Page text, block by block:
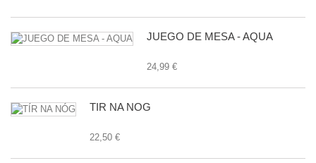
JUEGO DE MESA - AQUA
24,99 €
TÍR NA NÓG
22,50 €